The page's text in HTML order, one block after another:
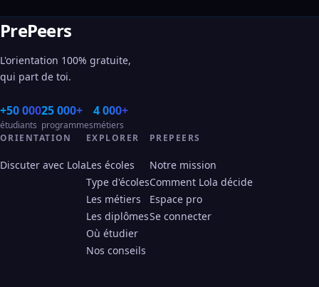
PrePeers
L'orientation 100% gratuite,
qui part de toi.
+50 000
étudiants
25 000+
programmes
4 000+
métiers
ORIENTATION
Discuter avec Lola
EXPLORER
Les écoles
Type d'écoles
Les métiers
Les diplômes
Où étudier
Nos conseils
PREPEERS
Notre mission
Comment Lola décide
Espace pro
Se connecter